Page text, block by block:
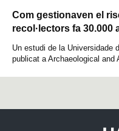
Com gestionaven el
recol·lectors fa 30.000
Un estudi de la Universidade
publicat a Archaeological and